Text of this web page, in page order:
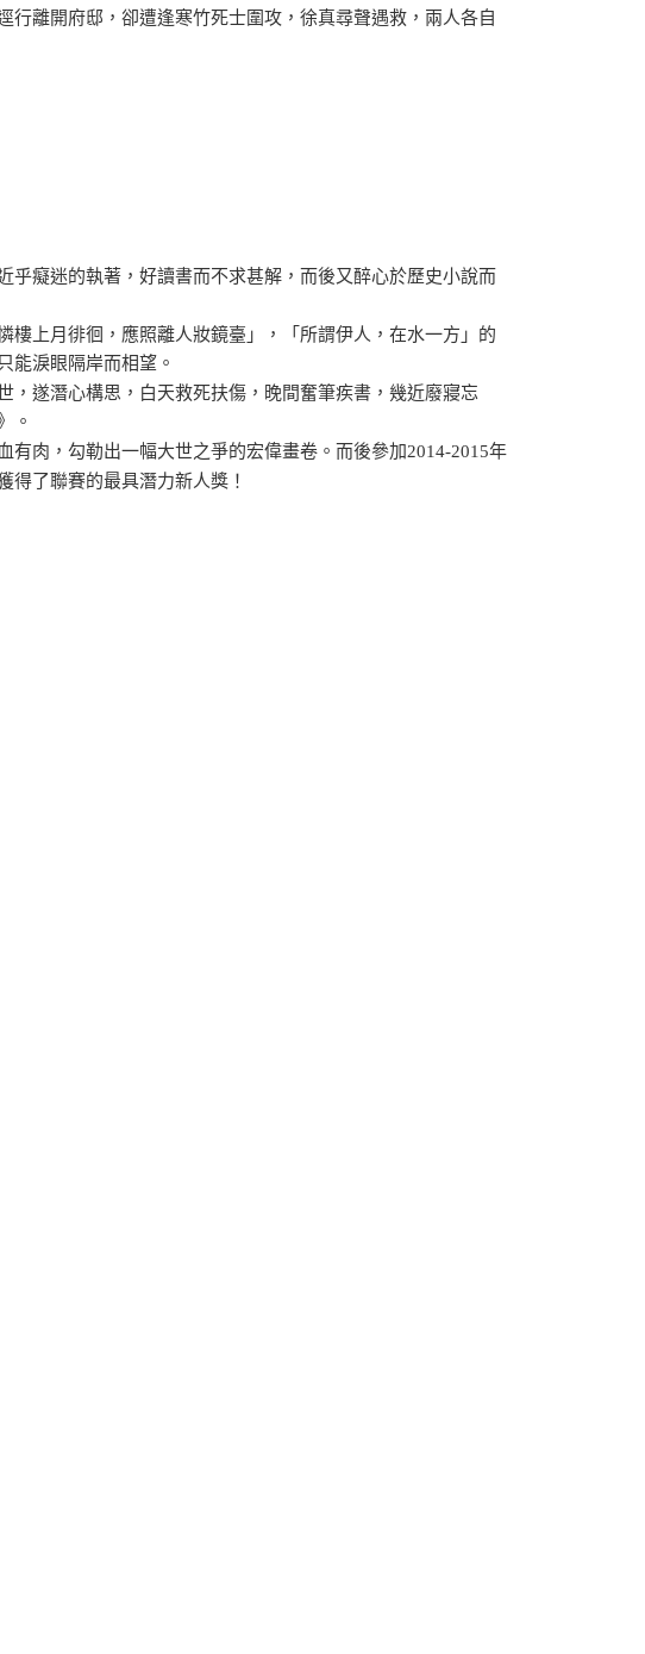
離開府邸，卻遭逢寒竹死士圍攻，徐真尋聲遇救，兩人各自
乎癡迷的執著，好讀書而不求甚解，而後又醉心於歷史小說而
上月徘徊，應照離人妝鏡臺」，「所謂伊人，在水一方」的
能淚眼隔岸而相望。
，遂潛心構思，白天救死扶傷，晚間奮筆疾書，幾近廢寢忘
。
肉，勾勒出一幅大世之爭的宏偉畫卷。而後參加2014-2015年
得了聯賽的最具潛力新人獎！